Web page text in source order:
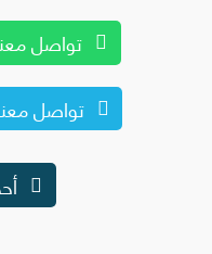
تواصل
تواصل